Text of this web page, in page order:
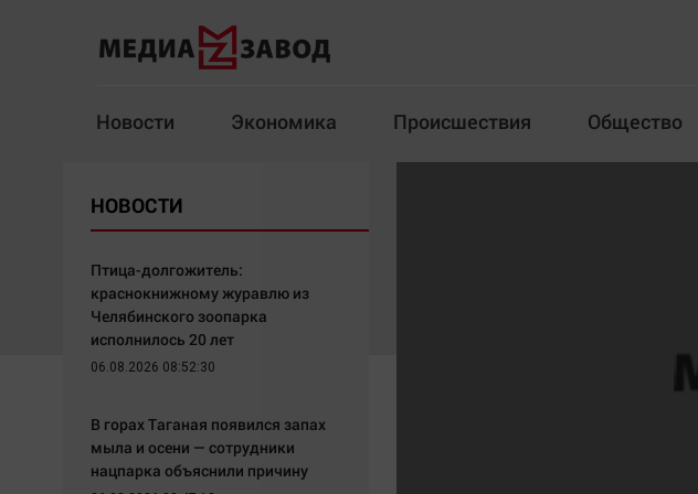
Новости Экономика Происшествия Общество
Здоровье
Архив
Общество
Политика
Технологии
Отраслевые темы
НОВОСТИ
Птица-долгожитель:
краснокнижному журавлю из
Челябинского зоопарка
исполнилось 20 лет
06.08.2026 08:52:30
В горах Таганая появился запах
мыла и осени — сотрудники
нацпарка объяснили причину